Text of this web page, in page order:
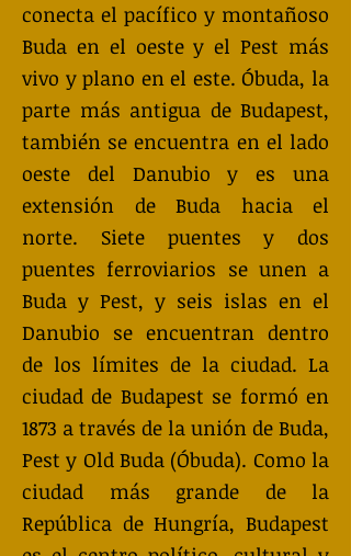
conecta el pacífico y montañoso
Buda en el oeste y el Pest más
vivo y plano en el este. Óbuda, la
parte más antigua de Budapest,
también se encuentra en el lado
oeste del Danubio y es una
extensión de Buda hacia el
norte. Siete puentes y dos
puentes ferroviarios se unen a
Buda y Pest, y seis islas en el
Danubio se encuentran dentro
de los límites de la ciudad. La
ciudad de Budapest se formó en
1873 a través de la unión de Buda,
Pest y Old Buda (Óbuda). Como la
ciudad más grande de la
República de Hungría, Budapest